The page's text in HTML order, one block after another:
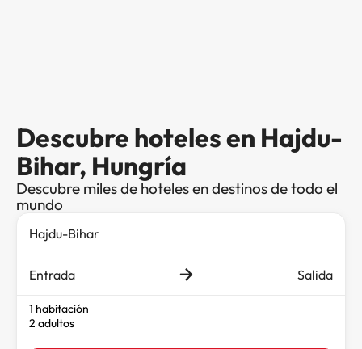
Descubre hoteles en Hajdu-
Bihar, Hungría
Descubre miles de hoteles en destinos de todo el
mundo
Entrada Salida
1 habitación
2 adultos